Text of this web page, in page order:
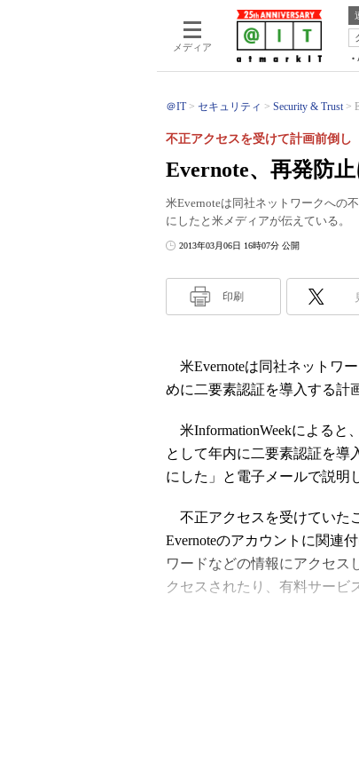
メディア
＠IT セキュリティ Security & Trust
Evernote、再発防
不正アクセスを受けて計画前倒し
米Evernoteは同社ネットワークへの
にしたと米メディアが伝えている。
2013年03月06日 16時07分 公開
印刷
米Evernoteは同社ネットワ
めに二要素認証を導入する計
米InformationWeekによると
として年内に二要素認証を導
にした」と電子メールで説明
不正アクセスを受けていた
Evernoteのアカウントに関連
ワードなどの情報にアクセス
クセスされたり、有料サービ
ッシュ関数に比べ計算速度